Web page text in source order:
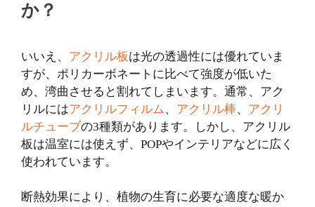
か？
いいえ、 アクリル板は光の透過性には優れていま
すが、ポリカーボネートに比べて強度が低いた
め、湾曲させると割れてしまいます。通常、アク
リルにはアクリルフィルム 、 アクリル棒、 アクリ
ルチューブの3種類があります。しかし、アクリル
板は温室には使えず、POPやインテリアなどに広く
使われています。
断熱効果により、植物の生育に必要な適度な暖か